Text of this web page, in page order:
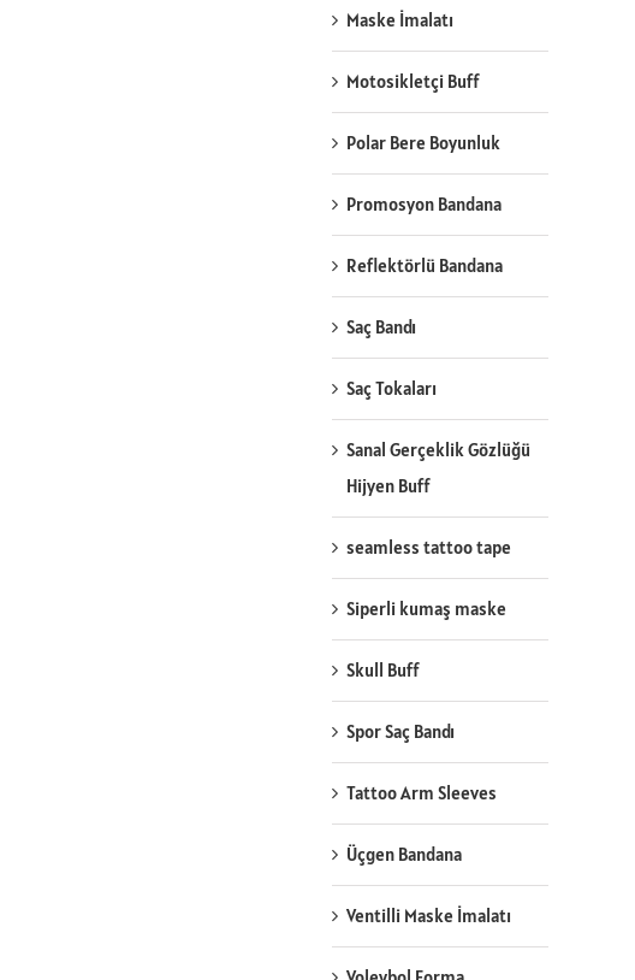
Maske İmalatı
Motosikletçi Buff
Polar Bere Boyunluk
Promosyon Bandana
Reflektörlü Bandana
Saç Bandı
Saç Tokaları
Sanal Gerçeklik Gözlüğü
Hijyen Buff
seamless tattoo tape
Siperli kumaş maske
Skull Buff
Spor Saç Bandı
Tattoo Arm Sleeves
Üçgen Bandana
Ventilli Maske İmalatı